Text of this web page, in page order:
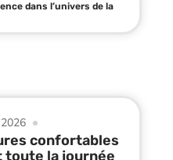
dans l’univers de la
confortables
toute la journée